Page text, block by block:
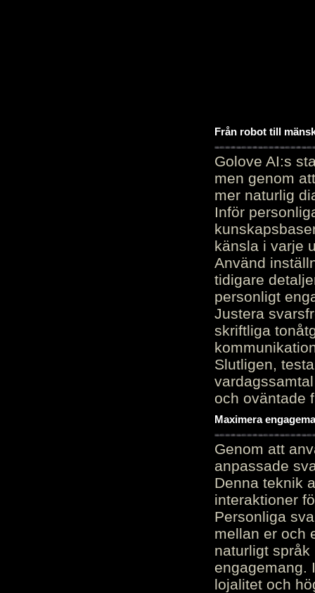
Från robot till
Golove AI:s
men genom
mer naturlig
Inför
känsla i varje
Använd
tidigare
personligt
Justera
skriftliga
Slutligen,
och oväntade
Maximera
Genom att
anpassade
Denna teknik
interaktioner
Personliga
mellan er och
naturligt
engagemang.
lojalitet och